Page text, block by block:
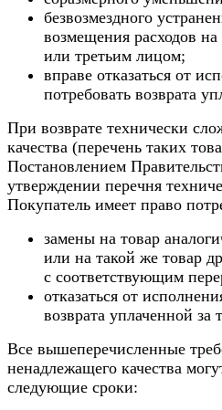
безвозмездного
возмещения расходов
или третьим лицом;
вправе отказаться от
потребовать возврата
При возврате технически
качества (перечень таких
Постановлением
утверждении перечня
Покупатель имеет право
замены на товар
или на такой же товар
с соответствующим
отказаться от
возврата уплаченной за
Все вышеперечисленные
ненадлежащего качества
следующие сроки: